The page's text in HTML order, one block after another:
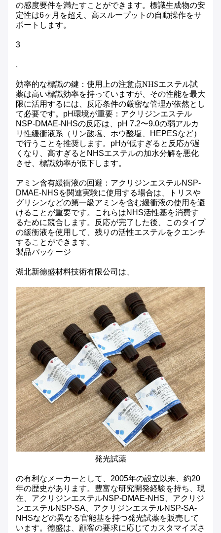
の感度要件を満たすことができます。標識生成物の安
定性は6ヶ月を超え、高スループットの自動操作をサ
ポートします。
3
,
効率的な標識の鍵：使用上の注意点NHSエステル試
薬は高い標識効率を持っていますが、その性能を最大
限に活用するには、反応条件の厳密な管理が依然とし
て必要です。 pH環境が重要：アクリジンエステル
NSP-DMAE-NHSの反応は、pH 7.2〜9.0の弱アルカ
リ性緩衝液系（リン酸塩、ホウ酸塩、HEPESなど）
で行うことを推奨します。pHが低すぎると反応が遅
くなり、高すぎるとNHSエステルの加水分解を悪化
させ、標識効率が低下します。
アミン含有緩衝液の回避：アクリジンエステルNSP-
DMAE-NHSを関連実験に使用する場合は、トリスや
グリシンなどの第一級アミンを含む緩衝液の使用を避
けることが重要です。これらはNHS活性基を消費す
るために競合します。反応が完了した後、このタイプ
の緩衝液を使用して、残りの活性エステルをクエンチ
することができます。
製品パッケージ
湖北新德盛材料技術有限公司は、
発光試薬
の有利なメーカーとして、2005年の設立以来、約20
年の歴史があります。豊富な研究開発経験を持ち、現
在、アクリジンエステルNSP-DMAE-NHS、アクリジ
ンエステルNSP-SA、アクリジンエステルNSP-SA-
NHSなどの異なる官能基を持つ発光試薬を販売して
います。德盛は、顧客の要求に応じてカスタマイズさ